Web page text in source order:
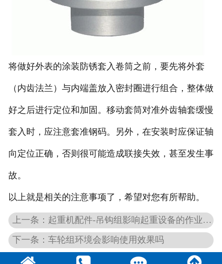
将做好外表的涂装防锈套入卷筒之前，要先将外套
（内齿法兰）与内端盖放入密封圈进行组合，整体做
好之后进行定位和加固。移动套筒对准外齿轴套缓慢
套入时，应注意套准钢码。另外，在安装时应保证轴
向定位正确，否则很可能造成联接失效，甚至发生事
故。
以上就是相关的注意事项了，希望对您有所帮助。
上一条：起重机配件-吊钩组影响起重设备的作业效率
下一条：车轮组环境会影响使用效果吗